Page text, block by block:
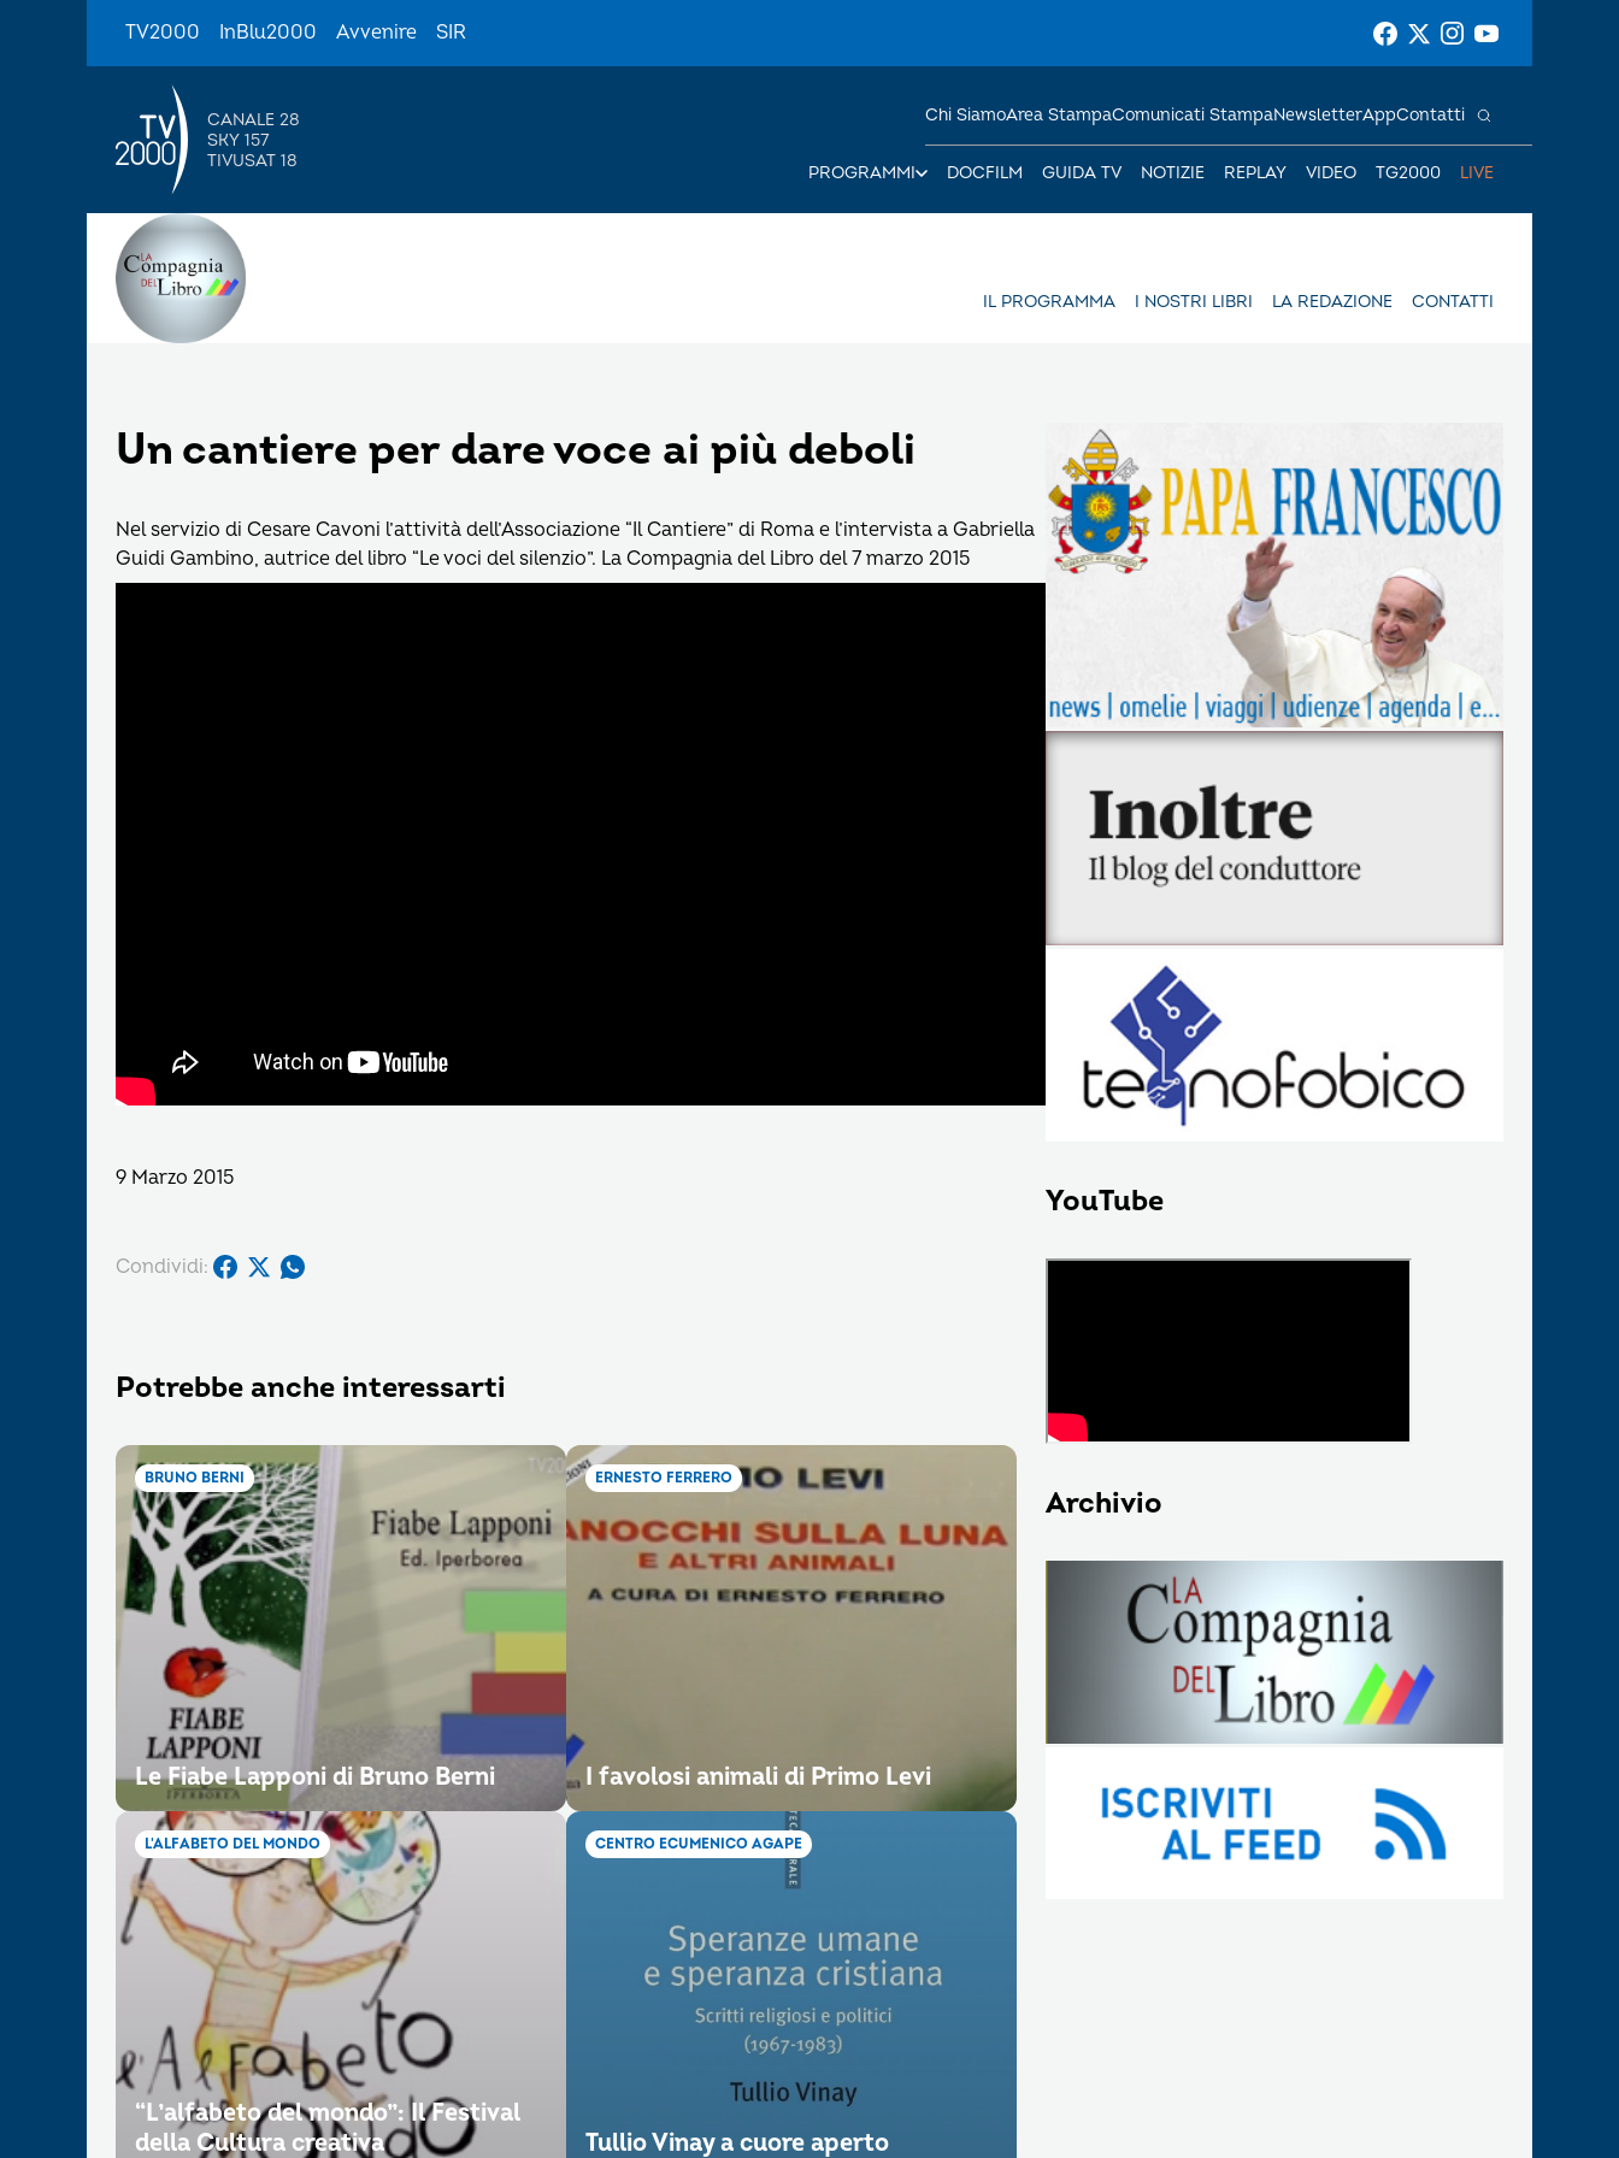
TV2000 InBlu2000 Avvenire SIR
CANALE 28
SKY 157
TIVUSAT 18
PROGRAMMI DOCFILM GUIDA TV NOTIZIE REPLAY VIDEO TG2000 LIVE
Chi SiamoArea StampaComunicati StampaNewsletterAppContatti
IL PROGRAMMA I NOSTRI LIBRI LA REDAZIONE CONTATTI
Un cantiere per dare voce ai più deboli
Nel servizio di Cesare Cavoni l’attività dell’Associazione “Il Cantiere” di Roma e l’intervista a Gabriella
Guidi Gambino, autrice del libro “Le voci del silenzio”. La Compagnia del Libro del 7 marzo 2015
9 Marzo 2015
Condividi:
Potrebbe anche interessarti
BRUNO BERNI
Le Fiabe Lapponi di Bruno Berni
ERNESTO FERRERO
I favolosi animali di Primo Levi
L'ALFABETO DEL MONDO
“L’alfabeto del mondo”: Il Festival
della Cultura creativa
CENTRO ECUMENICO AGAPE
Tullio Vinay a cuore aperto
YouTube
Archivio